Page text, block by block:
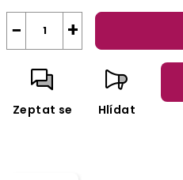
+
−
Zeptat se Hlídat